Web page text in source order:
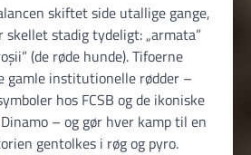
skiftet side utallige gange,
stadig tydeligt: „armata”
(de røde hunde). Tifoerne
institutionelle rødder –
hos FCSB og de ikoniske
– og gør hver kamp til en
gentolkes i røg og pyro.